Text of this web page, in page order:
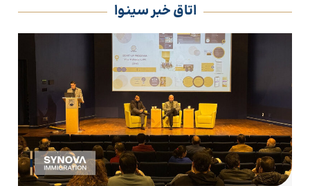
اتاق خبر سینوا